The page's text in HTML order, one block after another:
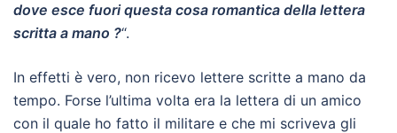
dove esce fuori questa cosa romantica della lettera
scritta a mano ?“.
In effetti è vero, non ricevo lettere scritte a mano da
tempo. Forse l’ultima volta era la lettera di un amico
con il quale ho fatto il militare e che mi scriveva gli